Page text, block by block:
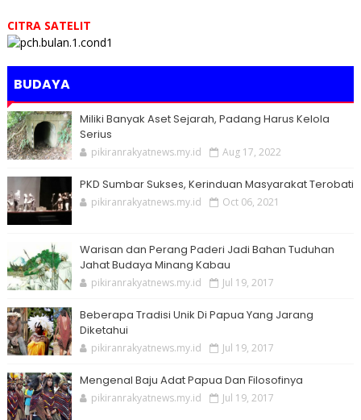
CITRA SATELIT
BUDAYA
Miliki Banyak Aset Sejarah, Padang Harus Kelola
Serius
pikiranrakyatnews.my.id Aug 17, 2022
PKD Sumbar Sukses, Kerinduan Masyarakat Terobati
pikiranrakyatnews.my.id Oct 06, 2021
Warisan dan Perang Paderi Jadi Bahan Tuduhan
Jahat Budaya Minang Kabau
pikiranrakyatnews.my.id Jul 19, 2017
Beberapa Tradisi Unik Di Papua Yang Jarang
Diketahui
pikiranrakyatnews.my.id Jul 19, 2017
Mengenal Baju Adat Papua Dan Filosofinya
pikiranrakyatnews.my.id Jul 19, 2017